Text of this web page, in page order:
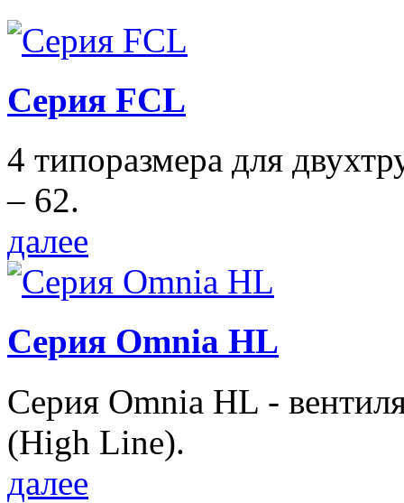
Серия FCL
4 типоразмера для
– 62.
далее
Серия Omnia HL
Серия Omnia HL -
(High Line).
далее